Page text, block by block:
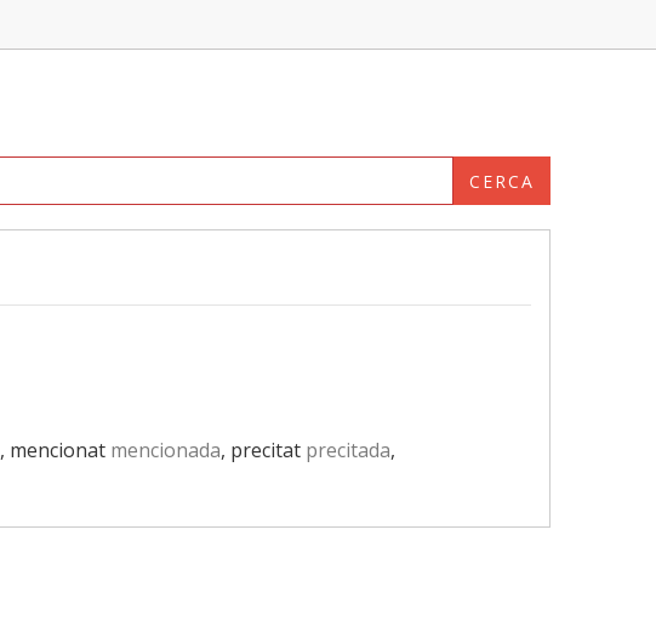
CERCA
, mencionat mencionada, precitat precitada,